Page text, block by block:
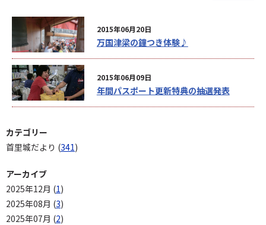
2015年06月20日
万国津梁の鐘つき体験♪
2015年06月09日
年間パスポート更新特典の抽選発表
カテゴリー
首里城だより (341)
アーカイブ
2025年12月 (1)
2025年08月 (3)
2025年07月 (2)